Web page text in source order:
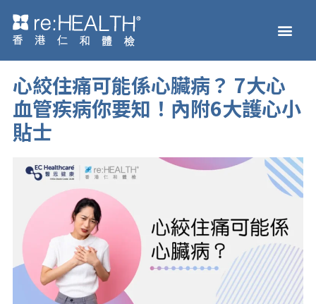
Skip
心絞住痛可能係心臟病？ 7大心
血管疾病你要知！內附6大護心小
貼士